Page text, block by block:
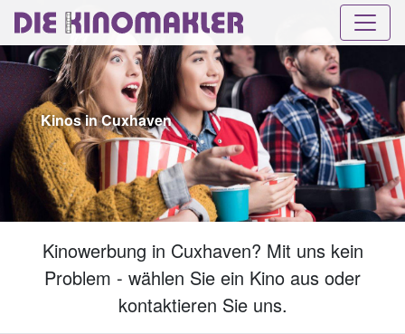
Kinos in Cuxhaven
Kinowerbung in Cuxhaven? Mit uns kein
Problem - wählen Sie ein Kino aus oder
kontaktieren Sie uns.